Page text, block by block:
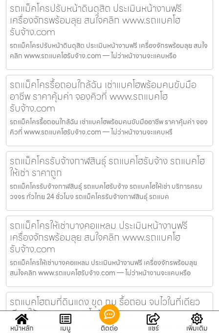
รถแม็คโครปรับหน้าดินดุสิต ประเมินหน้างานฟรี
เครื่องจักรพร้อมลุย สนใจคลิก www.รถแบคโฮ
รับจ้าง.com
รถแม็คโครปรับหน้าดินดุสิต ประเมินหน้างานฟรี เครื่องจักรพร้อมลุย สนใจ
คลิก www.รถแบคโฮรับจ้าง.com — ไม่ว่าหน้างานจะแคบหรือ
รถแม็คโครรื้อถอนใกล้ฉัน เช่าแบคโฮพร้อมคนขับมือ
อาชีพ ราคาคุ้มค่า จองคิวที่ www.รถแบคโฮ
รับจ้าง.com
รถแม็คโครรื้อถอนใกล้ฉัน เช่าแบคโฮพร้อมคนขับมืออาชีพ ราคาคุ้มค่า จอง
คิวที่ www.รถแบคโฮรับจ้าง.com — ไม่ว่าหน้างานจะแคบหรื
รถแม็คโครรับจ้างกาฬสินธุ์ รถแบคโฮรับจ้าง รถแบคโฮ
ให้เช่า ราคาถูก
รถแม็คโครรับจ้างกาฬสินธุ์ รถแบคโฮรับจ้าง รถแบคโฮให้เช่า บริการครบ
วงจร ทั่วไทย 24 ชั่วโมง รถแม็คโครรับจ้างกาฬสินธุ์ รถแบค
รถแม็คโครให้เช่าบางคอแหลม ประเมินหน้างานฟรี
เครื่องจักรพร้อมลุย สนใจคลิก www.รถแบคโฮ
รับจ้าง.com
รถแม็คโครให้เช่าบางคอแหลม ประเมินหน้างานฟรี เครื่องจักรพร้อมลุย
สนใจคลิก www.รถแบคโฮรับจ้าง.com — ไม่ว่าหน้างานจะแคบหรือ
รถแบคโฮถมที่ดินแดง ขุด ถม รื้อถอน จบไวในที่เดียว
เรียกใช้ www.รถแบคโฮรับจ้าง.com
รถแบคโฮถมที่ดินแดง ขุด ถม รื้อถอน จบไวในที่เดียว เรียกใช้ www.รถ
หน้าหลัก เมนู ติดต่อ แชร์ เพิ่มเติม